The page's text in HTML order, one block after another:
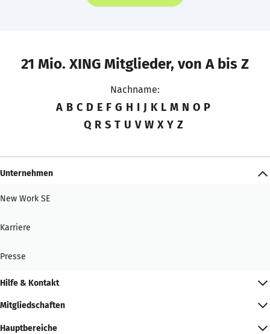
21 Mio. XING Mitglieder, von A bis Z
Nachname:
A B C D E F G H I J K L M N O P
Q R S T U V W X Y Z
Unternehmen
New Work SE
Karriere
Presse
Hilfe & Kontakt
Mitgliedschaften
Hauptbereiche